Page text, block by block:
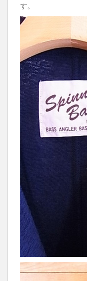
す。